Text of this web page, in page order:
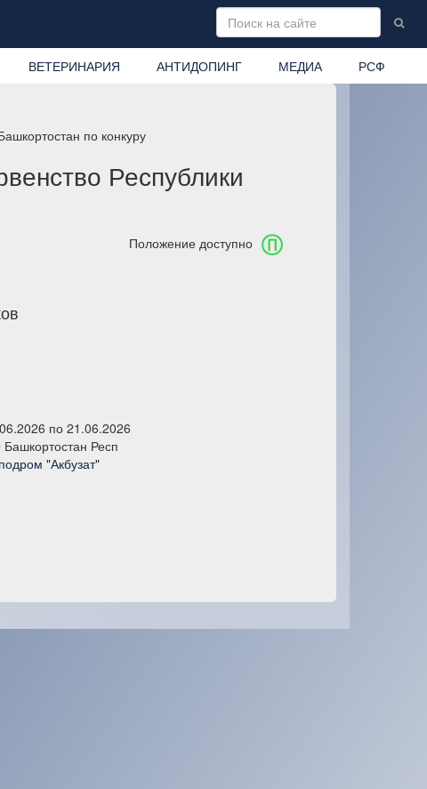
ВЕТЕРИНАРИЯ АНТИДОПИНГ МЕДИА РСФ
по конкуру
Республики
Положение доступно
по 21.06.2026
Респ
"Акбузат"